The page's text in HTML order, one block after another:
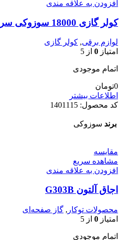
افزودن به علاقه مندی
کولر گازی 18000 سوزوکی سری 18H410 سرد و گرم
لوازم برقی, کولر گازی
امتیاز 0 از 5
اتمام موجودی
0تومان
اطلاعات بیشتر
کد محصول: 1401115
برند سوزوکی
مقایسه
مشاهده سریع
افزودن به علاقه مندی
اجاق آلتون G303B
محصولات توکار , گاز صفحه‌ای
امتیاز 0 از 5
اتمام موجودی